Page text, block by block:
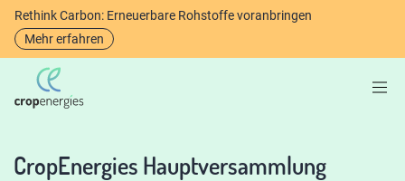
Rethink Carbon: Erneuerbare Rohstoffe voranbringen
Mehr erfahren
CropEnergies Hauptversammlung